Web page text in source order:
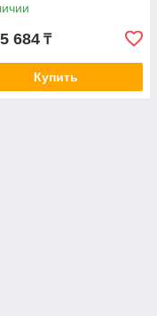
684 ₸
Купить